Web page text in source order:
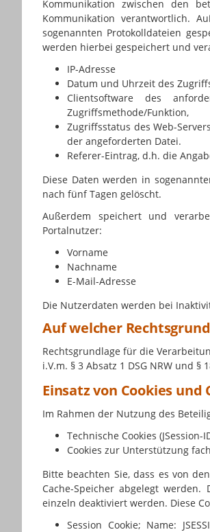
Kommunikation zwischen den
Kommunikation verantwortlich.
sogenannten Protokolldateien
werden hierbei gespeichert und
IP-Adresse
Datum und Uhrzeit des
Clientsoftware des
Zugriffsmethode/Funktion,
Zugriffsstatus des Web-
der angeforderten Datei.
Referer-Eintrag, d.h. die
Diese Daten werden in
nach fünf Tagen gelöscht.
Außerdem speichert und
Portalnutzer:
Vorname
Nachname
E-Mail-Adresse
Die Nutzerdaten werden bei
Auf welcher
Rechtsgrundlage für die
i.V.m. § 3 Absatz 1 DSG NRW und
Einsatz von Cookies und
Im Rahmen der Nutzung des
Technische Cookies (JSession-
Cookies zur Unterstützung
Bitte beachten Sie, dass es von
Cache-Speicher abgelegt
einzeln deaktiviert werden. Diese
Session Cookie; Name: